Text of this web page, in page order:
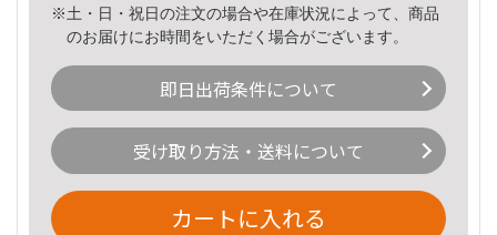
※土・日・祝日の注文の場合や在庫状況によって、商品
のお届けにお時間をいただく場合がございます。
即日出荷条件について
受け取り方法・送料について
カートに入れる